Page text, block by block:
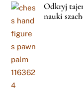
Odkryj
nauki